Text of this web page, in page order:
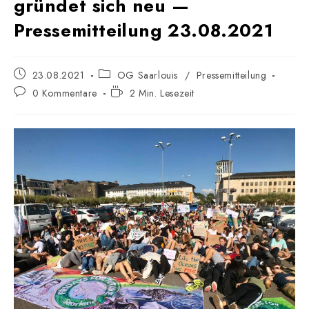
gründet sich neu —
Pressemitteilung 23.08.2021
Beitrag
veröffentlicht:
23.08.2021
Beitrags-
Kategorie:
OG Saarlouis / Pressemitteilung
Beitrags-0 Kommentare Lesedauer:
2 Min. Lesezeit